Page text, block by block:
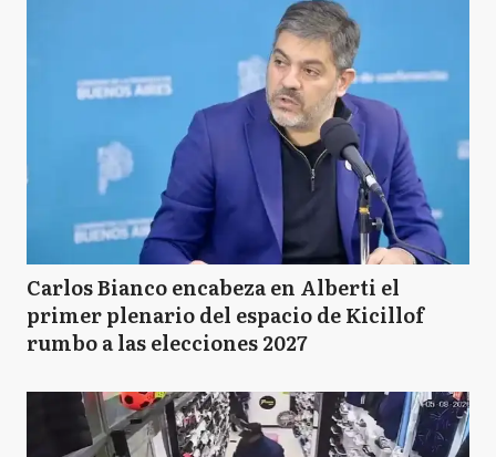
Carlos Bianco encabeza en Alberti el
primer plenario del espacio de Kicillof
rumbo a las elecciones 2027